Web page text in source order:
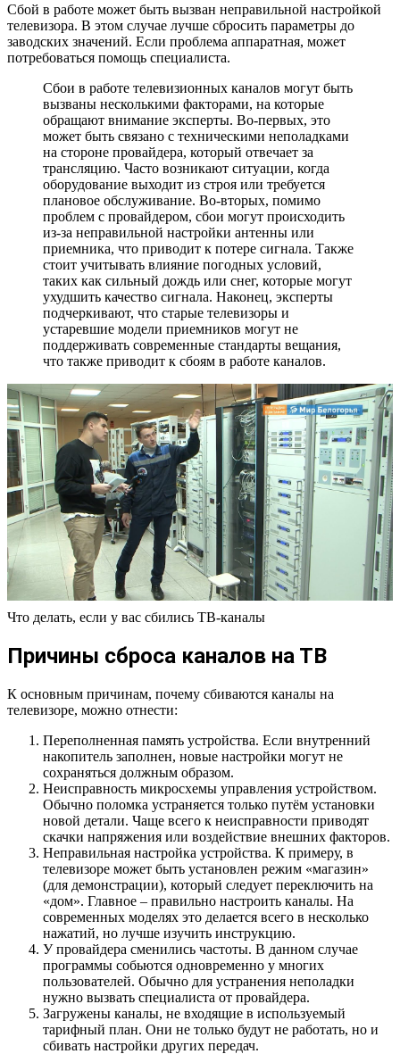
Сбой в работе может быть вызван неправильной настройкой
телевизора. В этом случае лучше сбросить параметры до
заводских значений. Если проблема аппаратная, может
потребоваться помощь специалиста.
Сбои в работе телевизионных каналов могут быть
вызваны несколькими факторами, на которые
обращают внимание эксперты. Во-первых, это
может быть связано с техническими неполадками
на стороне провайдера, который отвечает за
трансляцию. Часто возникают ситуации, когда
оборудование выходит из строя или требуется
плановое обслуживание. Во-вторых, помимо
проблем с провайдером, сбои могут происходить
из-за неправильной настройки антенны или
приемника, что приводит к потере сигнала. Также
стоит учитывать влияние погодных условий,
таких как сильный дождь или снег, которые могут
ухудшить качество сигнала. Наконец, эксперты
подчеркивают, что старые телевизоры и
устаревшие модели приемников могут не
поддерживать современные стандарты вещания,
что также приводит к сбоям в работе каналов.
Что делать, если у вас сбились ТВ-каналы
Причины сброса каналов на ТВ
К основным причинам, почему сбиваются каналы на
телевизоре, можно отнести:
Переполненная память устройства. Если внутренний
накопитель заполнен, новые настройки могут не
сохраняться должным образом.
Неисправность микросхемы управления устройством.
Обычно поломка устраняется только путём установки
новой детали. Чаще всего к неисправности приводят
скачки напряжения или воздействие внешних факторов.
Неправильная настройка устройства. К примеру, в
телевизоре может быть установлен режим «магазин»
(для демонстрации), который следует переключить на
«дом». Главное – правильно настроить каналы. На
современных моделях это делается всего в несколько
нажатий, но лучше изучить инструкцию.
У провайдера сменились частоты. В данном случае
программы собьются одновременно у многих
пользователей. Обычно для устранения неполадки
нужно вызвать специалиста от провайдера.
Загружены каналы, не входящие в используемый
тарифный план. Они не только будут не работать, но и
сбивать настройки других передач.